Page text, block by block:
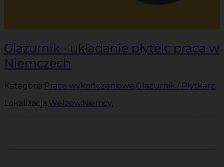
Glazurnik - układanie płytek: praca w
Niemczech
Kategoria:Prace wykończeniowe,Glazurnik / Płytkarz,
Lokalizacja:Welzow,Niemcy,